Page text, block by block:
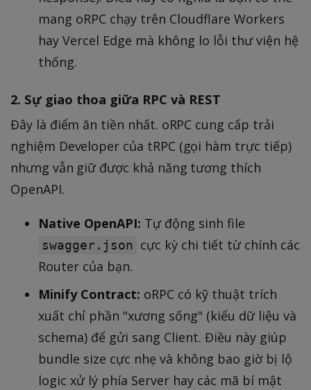
mang oRPC chạy trên Cloudflare Workers
hay Vercel Edge mà không lo lỗi thư viện hệ
thống.
2. Sự giao thoa giữa RPC và REST
Đây là điểm ăn tiền nhất. oRPC cung cấp trải
nghiệm Developer của tRPC (gọi hàm trực tiếp)
nhưng vẫn giữ được khả năng tương thích
OpenAPI.
Native OpenAPI: Tự động sinh file
swagger.json cực kỳ chi tiết từ chính các
Router của bạn.
Minify Contract: oRPC có kỹ thuật trích
xuất chỉ phần "xương sống" (kiểu dữ liệu và
schema) để gửi sang Client. Điều này giúp
bundle size cực nhẹ và không bao giờ bị lộ
logic xử lý phía Server hay các mã bí mật